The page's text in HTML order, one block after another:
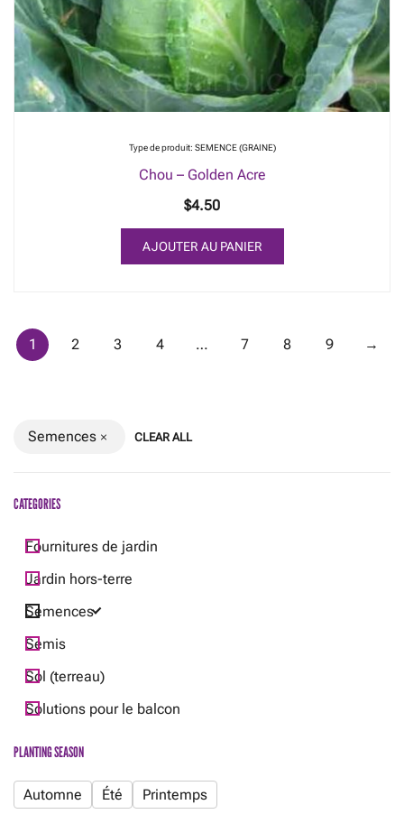
Type de produit: SEMENCE (GRAINE)
Chou – Golden Acre
$4.50
AJOUTER AU PANIER
1 2 3 4 … 7 8 9 →
Semences CLEAR ALL
CATEGORIES
Fournitures de jardin
Jardin hors-terre
Semences
Semis
Sol (terreau)
Solutions pour le balcon
PLANTING SEASON
Automne Été Printemps